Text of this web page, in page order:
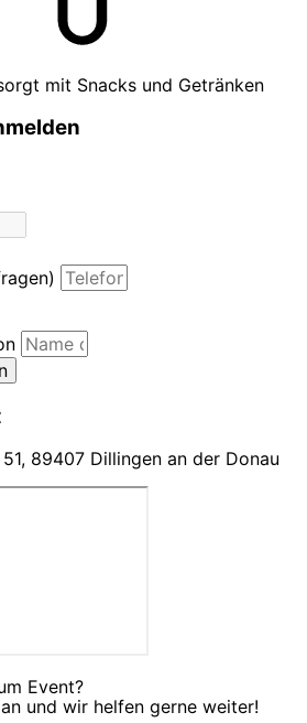
mit Snacks und Getränken​
89407 Dillingen an der Donau
Event?
und wir helfen gerne weiter!